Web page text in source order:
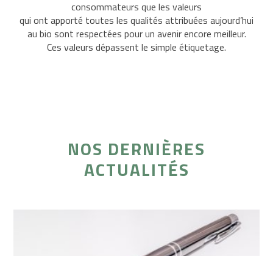
consommateurs que les valeurs
qui ont apporté toutes les qualités attribuées aujourd’hui
au bio sont respectées pour un avenir encore meilleur.
Ces valeurs dépassent le simple étiquetage.
NOS DERNIÈRES
ACTUALITÉS